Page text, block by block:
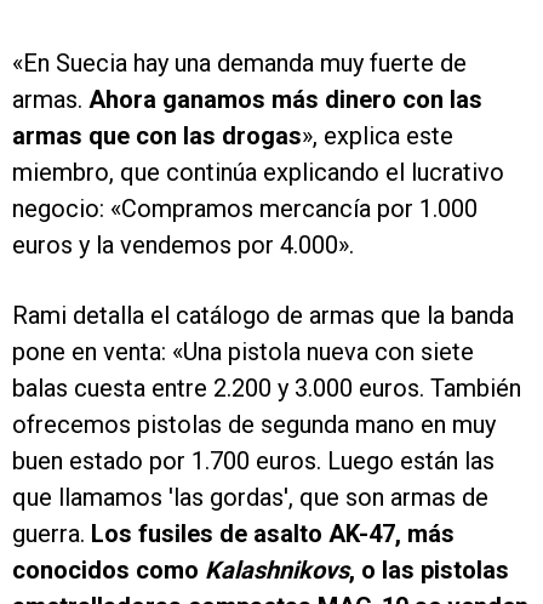
«En Suecia hay una demanda muy fuerte de
armas. Ahora ganamos más dinero con las
armas que con las drogas», explica este
miembro, que continúa explicando el lucrativo
negocio: «Compramos mercancía por 1.000
euros y la vendemos por 4.000».
Rami detalla el catálogo de armas que la banda
pone en venta: «Una pistola nueva con siete
balas cuesta entre 2.200 y 3.000 euros. También
ofrecemos pistolas de segunda mano en muy
buen estado por 1.700 euros. Luego están las
que llamamos 'las gordas', que son armas de
guerra. Los fusiles de asalto AK-47, más
conocidos como Kalashnikovs, o las pistolas